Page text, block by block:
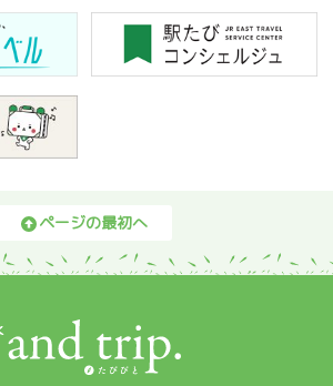
ページの最初へ